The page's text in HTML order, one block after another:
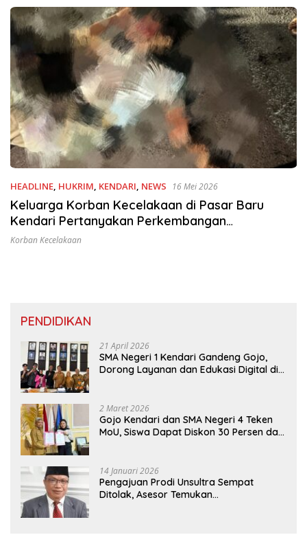
HEADLINE, HUKRIM, KENDARI, NEWS 16 Mei 2026
Keluarga Korban Kecelakaan di Pasar Baru
Kendari Pertanyakan Perkembangan
Penyelidikan
Korban Kecelakaan
PENDIDIKAN
21 April 2026
SMA Negeri 1 Kendari Gandeng Gojo,
Dorong Layanan dan Edukasi Digital di
2 Maret 2026
Gojo Kendari dan SMA Negeri 4 Teken
MoU, Siswa Dapat Diskon 30 Persen dan
14 Januari 2026
Pengajuan Prodi Unsultra Sempat
Ditolak, Asesor Temukan